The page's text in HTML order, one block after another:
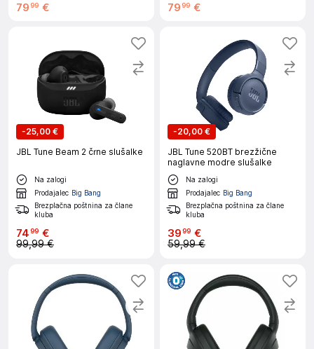
79 99 € 79 99 €
-25,00 €
JBL Tune Beam 2 črne slušalke
Na zalogi
Prodajalec Big Bang
Brezplačna poštnina za člane
kluba
7499 €
99,99 €
-20,00 €
JBL Tune 520BT brezžične
naglavne modre slušalke
Na zalogi
Prodajalec Big Bang
Brezplačna poštnina za člane
kluba
3999 €
59,99 €